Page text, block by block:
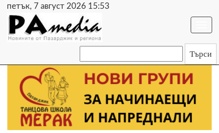
петък, 7 август 2026 15:53